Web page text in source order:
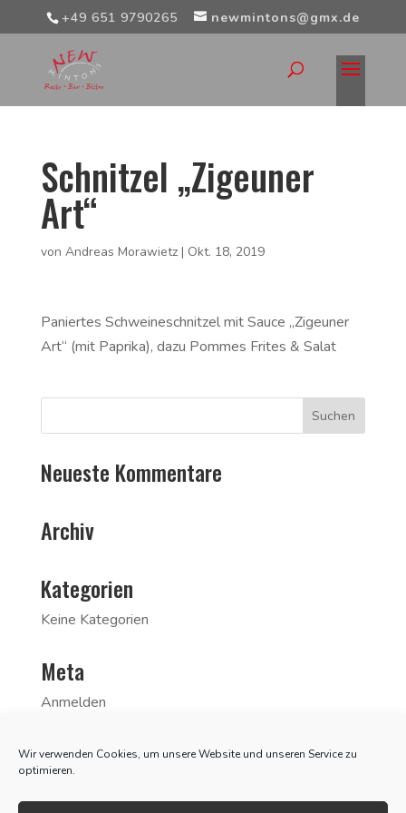
Wir verwenden Cookies, um unsere Website und unseren Service zu
optimieren.
+49 651 9790265 newmintons@gmx.de
Schnitzel „Zigeuner
Art“
von Andreas Morawietz| Okt. 18, 2019
Paniertes Schweineschnitzel mit Sauce „Zigeuner
Art“ (mit Paprika), dazu Pommes Frites & Salat
Neueste Kommentare
Archiv
Kategorien
Keine Kategorien
Meta
Anmelden
Kommentar-Feed
WordPress.org